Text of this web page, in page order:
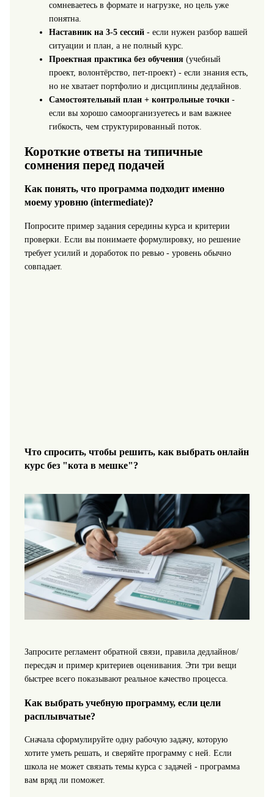
сомневаетесь в формате и нагрузке, но цель уже
понятна.
Наставник на 3-5 сессий- если нужен разбор вашей
ситуации и план, а не полный курс.
Проектная практика без обучения(учебный
проект, волонтёрство, пет-проект) - если знания есть,
но не хватает портфолио и дисциплины дедлайнов.
Самостоятельный план + контрольные точки-
если вы хорошо самоорганизуетесь и вам важнее
гибкость, чем структурированный поток.
Короткие ответы на типичные
сомнения перед подачей
Как понять, что программа подходит именно
моему уровню (intermediate)?
Попросите пример задания середины курса и критерии
проверки. Если вы понимаете формулировку, но решение
требует усилий и доработок по ревью - уровень обычно
совпадает.
Что спросить, чтобы решить, как выбрать онлайн
курс без "кота в мешке"?
Запросите регламент обратной связи, правила дедлайнов/
пересдач и пример критериев оценивания. Эти три вещи
быстрее всего показывают реальное качество процесса.
Как выбрать учебную программу, если цели
расплывчатые?
Сначала сформулируйте одну рабочую задачу, которую
хотите уметь решать, и сверяйте программу с ней. Если
школа не может связать темы курса с задачей - программа
вам вряд ли поможет.